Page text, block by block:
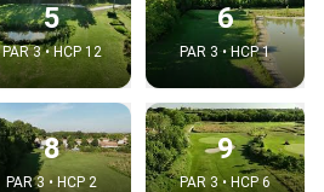
5
PAR 3 • HCP 12
6
PAR 3 • HCP 1
8
PAR 3 • HCP 2
9
PAR 3 • HCP 6